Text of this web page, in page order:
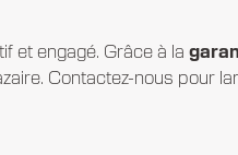
et engagé. Grâce à la
Contactez-nous pour